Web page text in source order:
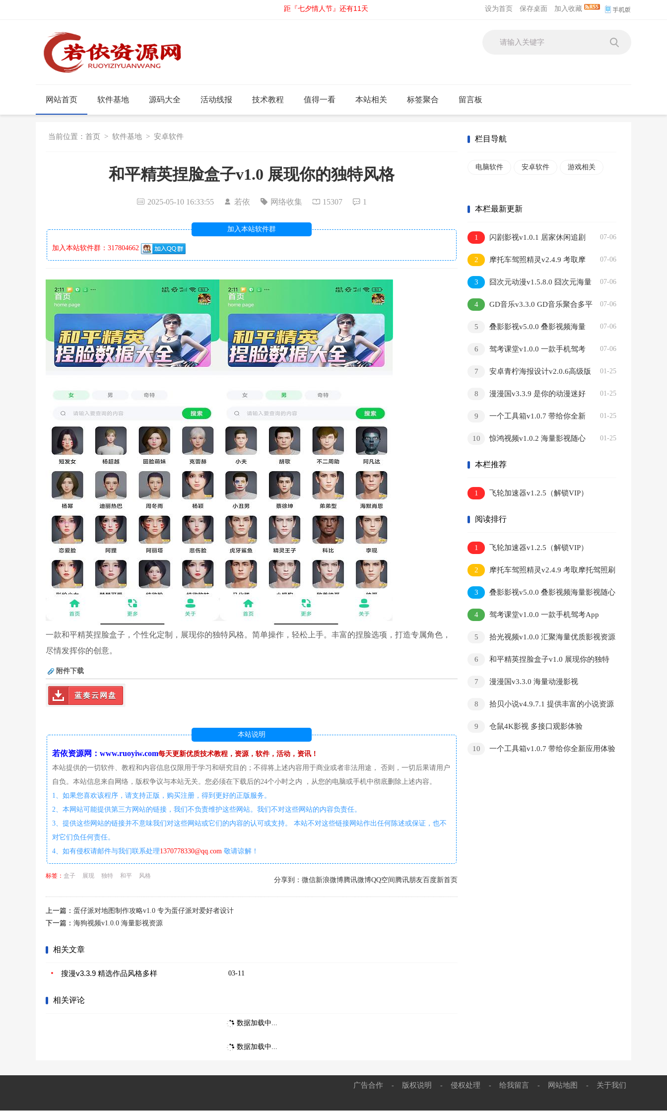
设为首页 保存桌面 加入收藏
距『七夕情人节』还有11天
网站首页 软件基地 源码大全 活动线报 技术教程 值得一看 本站相关 标签聚合 留言板
当前位置： 首页 > 软件基地 > 安卓软件
和平精英捏脸盒子v1.0 展现你的独特风格
2025-05-10 16:33:55 若依 网络收集 15307 1
加入本站软件群
加入本站软件群：317804662
一款和平精英捏脸盒子，个性化定制，展现你的独特风格。简单操作，轻松上手。丰富的捏脸选项，打造专属角色，
尽情发挥你的创意。
附件下载
蓝奏云网盘
本站说明
若依资源网：www.ruoyiw.com每天更新优质技术教程，资源，软件，活动，资讯！
本站提供的一切软件、教程和内容信息仅限用于学习和研究目的；不得将上述内容用于商业或者非法用途， 否则，一切后果请用户
自负。本站信息来自网络，版权争议与本站无关。您必须在下载后的24个小时之内 ，从您的电脑或手机中彻底删除上述内容。
1、如果您喜欢该程序，请支持正版，购买注册，得到更好的正版服务。
2、本网站可能提供第三方网站的链接，我们不负责维护这些网站。我们不对这些网站的内容负责任。
3、提供这些网站的链接并不意味我们对这些网站或它们的内容的认可或支持。 本站不对这些链接网站作出任何陈述或保证，也不
对它们负任何责任。
4、如有侵权请邮件与我们联系处理1370778330@qq.com 敬请谅解！
标签： 盒子 展现 独特 和平 风格
分享到： 微信新浪微博腾讯微博QQ空间 腾讯朋友百度新首页
上一篇： 蛋仔派对地图制作攻略v1.0 专为蛋仔派对爱好者设计
下一篇： 海狗视频v1.0.0 海量影视资源
相关文章
03-11
搜漫v3.3.9 精选作品风格多样
相关评论
数据加载中...
数据加载中...
栏目导航
电脑软件 安卓软件 游戏相关
本栏最新更新
07-06
1
闪剧影视v1.0.1 居家休闲追剧
必备
07-06
2
摩托车驾照精灵v2.4.9 考取摩
托驾照刷题备考必备
07-06
3
囧次元动漫v1.5.8.0 囧次元海量
番剧随心观看
07-06
4
GD音乐v3.3.0 GD音乐聚合多平
07-06
5
叠影影视v5.0.0 叠影视频海量
07-06
6
驾考课堂v1.0.0 一款手机驾考
01-25
7 安卓青柠海报设计v2.0.6高级版
01-25
8
漫漫国v3.3.9 是你的动漫迷好
01-25
9
一个工具箱v1.0.7 带给你全新
01-25
10
惊鸿视频v1.0.2 海量影视随心
本栏推荐
1 飞轮加速器v1.2.5（解锁VIP）
阅读排行
1 飞轮加速器v1.2.5（解锁VIP）
2
摩托车驾照精灵v2.4.9 考取摩托驾照刷
题备考必备
3
叠影影视v5.0.0 叠影视频海量影视随心
观看
4
驾考课堂v1.0.0 一款手机驾考App
5 拾光视频v1.0.0 汇聚海量优质影视资源
6
和平精英捏脸盒子v1.0 展现你的独特
7
漫漫国v3.3.0 海量动漫影视
8 拾贝小说v4.9.7.1 提供丰富的小说资源
9 仓鼠4K影视 多接口观影体验
10 一个工具箱v1.0.7 带给你全新应用体验
广告合作 - 版权说明 - 侵权处理 - 给我留言 - 网站地图 - 关于我们